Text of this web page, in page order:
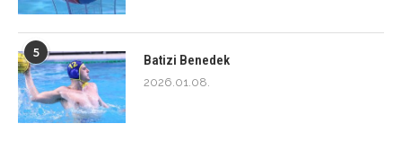
5
Batizi Benedek
2026.01.08.